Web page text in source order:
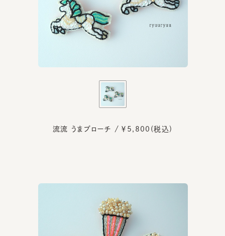
流流 うまブローチ / ￥5,800(税込)